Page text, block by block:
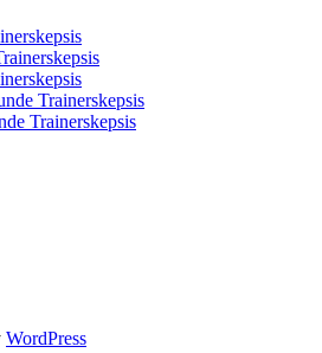
Trainerskepsis
Trainerskepsis
WordPress